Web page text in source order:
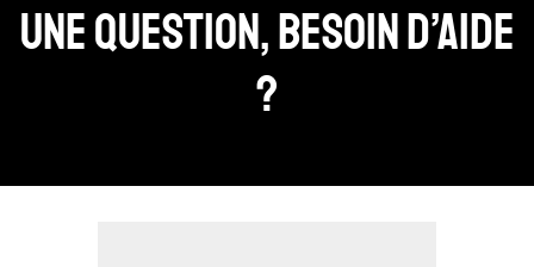
Une question, Besoin d’aide
?